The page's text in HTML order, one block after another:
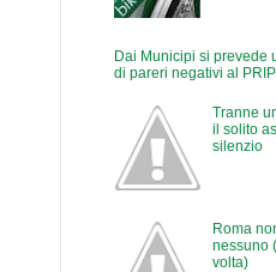
Dai Municipi si prevede
di pareri negativi al PRIP
Tranne
il solito
silenzio
Roma
nessuno
volta)